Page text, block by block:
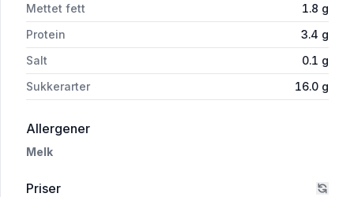
Mettet fett
1.8 g
Protein
3.4 g
Salt
0.1 g
Sukkerarter
16.0 g
Allergeneri 'Sjokoladepudding 0,5l Piano'
Melk
Priser